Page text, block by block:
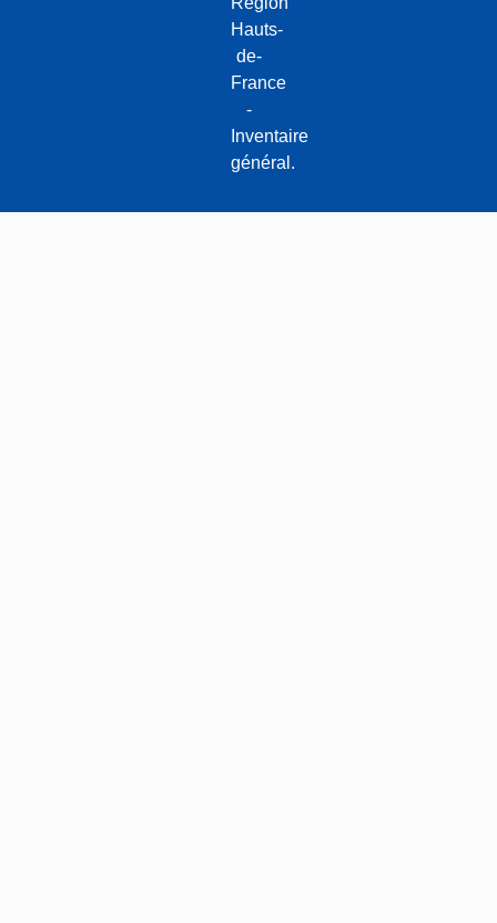
Hauts-
de-
France
-
Inventaire
général.